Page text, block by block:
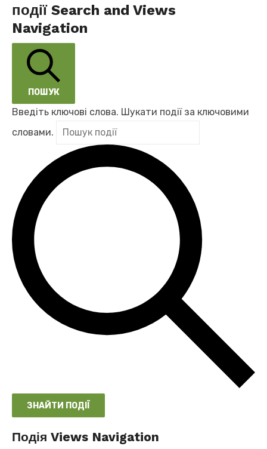
події
for
07.10.2025
події Search and Views
Navigation
ПОШУК
Введіть ключові слова. Шукати події за ключовими
словами.
ЗНАЙТИ ПОДІЇ
Подія Views Navigation